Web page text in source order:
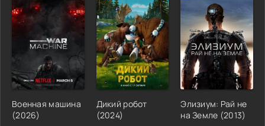
Военная машина
(2026)
Дикий робот
(2024)
Элизиум: Рай не
на Земле (2013)